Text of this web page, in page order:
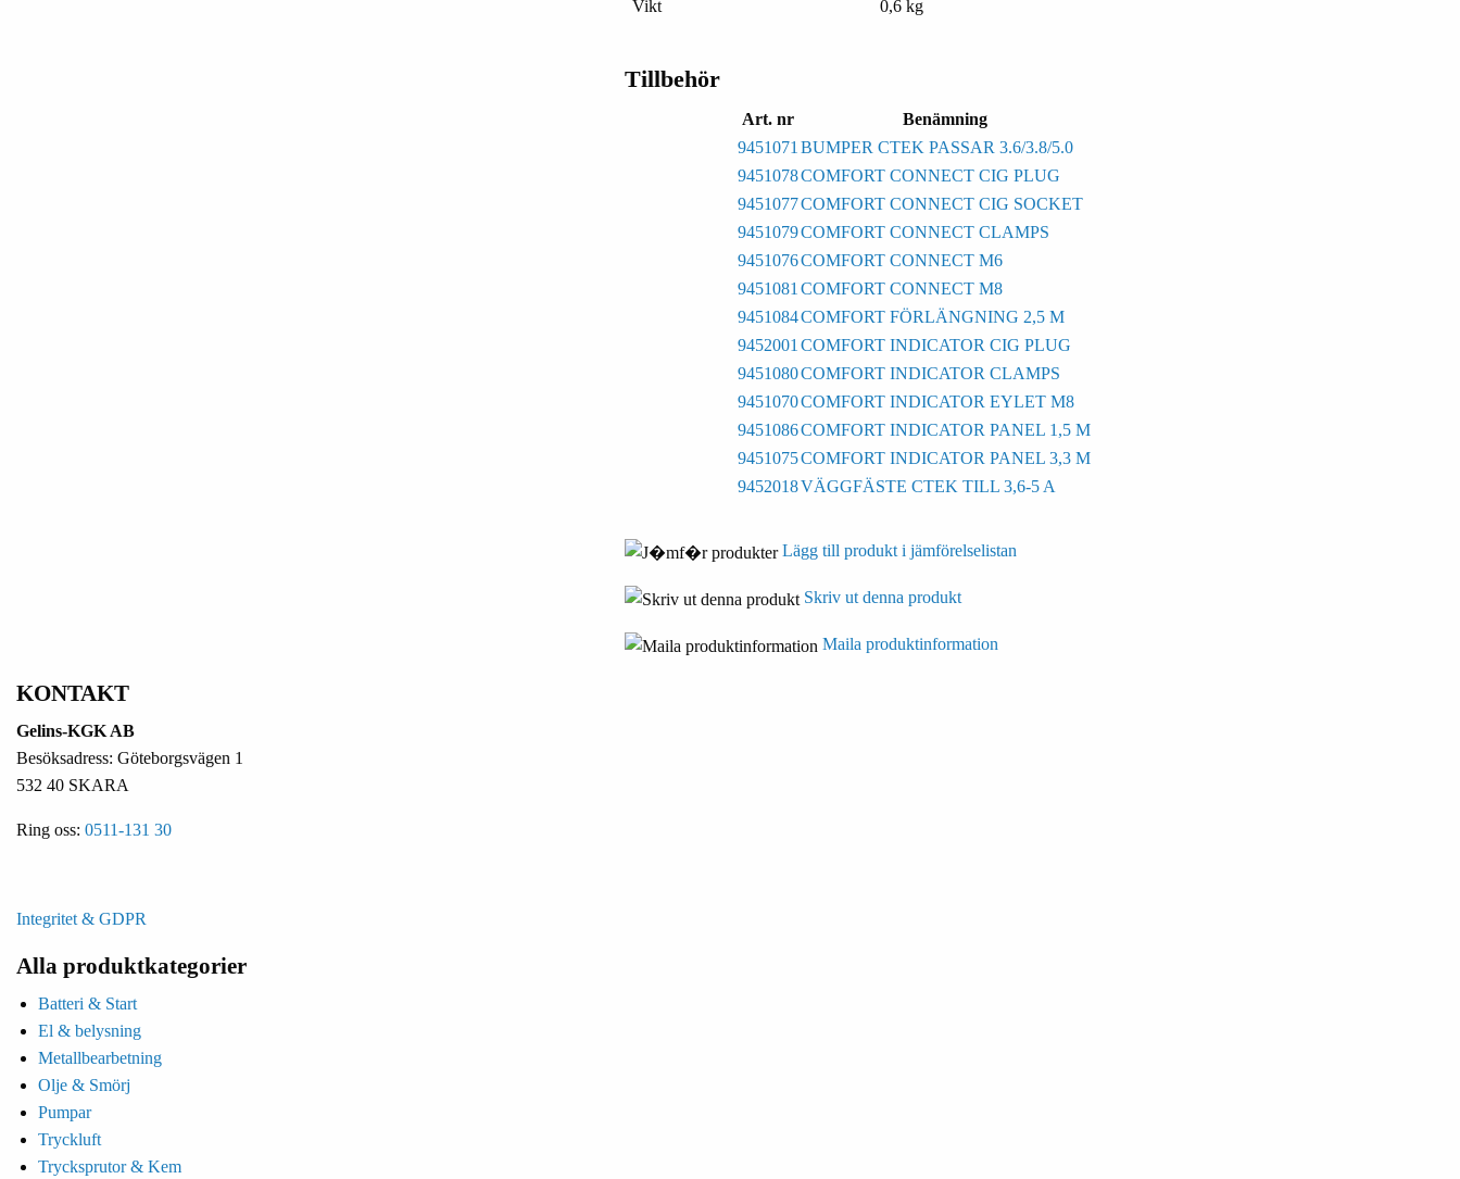
Vikt 0,6 kg
Tillbehör
Art. nr
Benämning
9451071BUMPER CTEK PASSAR 3.6/3.8/5.0
9451078COMFORT CONNECT CIG PLUG
9451077COMFORT CONNECT CIG SOCKET
9451079COMFORT CONNECT CLAMPS
9451076COMFORT CONNECT M6
9451081COMFORT CONNECT M8
9451084COMFORT FÖRLÄNGNING 2,5 M
9452001COMFORT INDICATOR CIG PLUG
9451080COMFORT INDICATOR CLAMPS
9451070COMFORT INDICATOR EYLET M8
9451086COMFORT INDICATOR PANEL 1,5 M
9451075COMFORT INDICATOR PANEL 3,3 M
9452018VÄGGFÄSTE CTEK TILL 3,6-5 A
Lägg till produkt i jämförelselistan
Skriv ut denna produkt
Maila produktinformation
KONTAKT
Gelins-KGK AB
Besöksadress: Göteborgsvägen 1
532 40 SKARA
Ring oss: 0511-131 30
Integritet & GDPR
Alla produktkategorier
Batteri & Start
El & belysning
Metallbearbetning
Olje & Smörj
Pumpar
Tryckluft
Trycksprutor & Kem